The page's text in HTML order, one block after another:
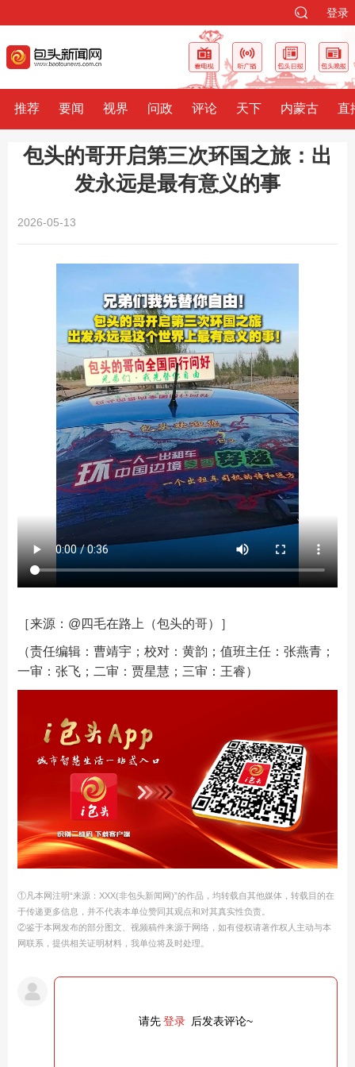
登录
推荐 要闻 视界 问政 评论 天下 内蒙古 直
包头的哥开启第三次环国之旅：出
发永远是最有意义的事
2026-05-13
［来源：@四毛在路上（包头的哥） ］
（责任编辑：曹靖宇；校对：黄韵；值班主任：张燕青；
一审：张飞；二审：贾星慧；三审：王睿）
①凡本网注明“来源：XXX(非包头新闻网)”的作品，均转载自其他媒体，转载目的在
于传递更多信息，并不代表本单位赞同其观点和对其真实性负责。
②鉴于本网发布的部分图文、视频稿件来源于网络，如有侵权请著作权人主动与本
网联系，提供相关证明材料，我单位将及时处理。
请先登录 后发表评论~